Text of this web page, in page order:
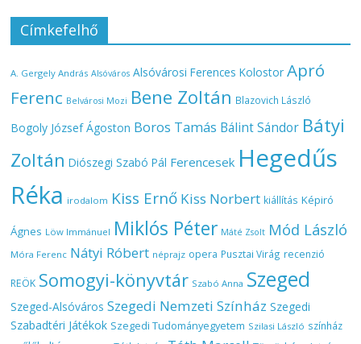
Címkefelhő
A. Gergely András Alsóváros Alsóvárosi Ferences Kolostor Apró
Ferenc Belvárosi Mozi Bene Zoltán Blazovich László
Bogoly József Ágoston Boros Tamás Bálint Sándor Bátyi
Zoltán Diószegi Szabó Pál Ferencesek Hegedűs
Réka irodalom Kiss Ernő Kiss Norbert kiállítás Képiró
Ágnes Löw Immánuel Miklós Péter Máté Zsolt Mód László
Móra Ferenc Nátyi Róbert néprajz opera Pusztai Virág recenzió
REÖK Somogyi-könyvtár Szabó Anna Szeged
Szeged-Alsóváros Szegedi Nemzeti Színház Szegedi
Szabadtéri Játékok Szegedi Tudományegyetem Szilasi László színház